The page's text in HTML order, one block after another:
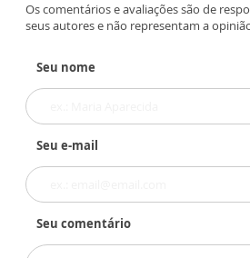
Os comentários e avaliações são de
seus autores e não representam a
Seu nome
Seu e-mail
Seu comentário